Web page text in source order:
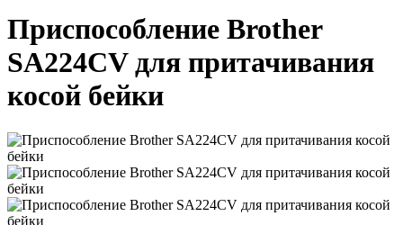
Приспособление Brother
SA224CV для притачивания
косой бейки